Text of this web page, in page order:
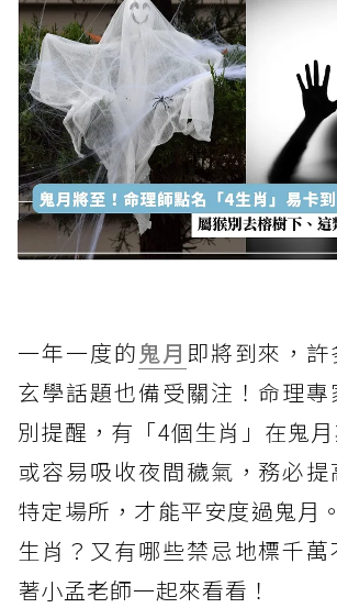
一年一度的鬼月 即將到來，
玄學話題也備受關注！命理
別提醒，有「4個生肖」在鬼
或容易吸收夜間穢氣，務必
特定場所，才能平安度過鬼月
生肖？又有哪些禁忌地標千
著小孟老師一起來看看！